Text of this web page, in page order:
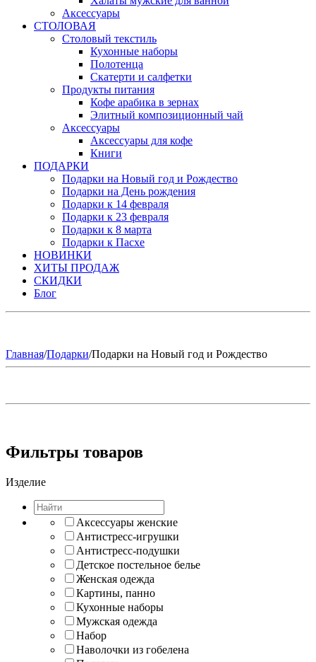
Аксессуары
СТОЛОВАЯ
Столовый текстиль
Кухонные наборы
Полотенца
Скатерти и салфетки
Продукты питания
Кофе арабика в зернах
Элитный композиционный чай
Аксессуары
Аксессуары для кофе
Книги
ПОДАРКИ
Подарки на Новый год и Рождество
Подарки на День рождения
Подарки к 14 февраля
Подарки к 23 февраля
Подарки к 8 марта
Подарки к Пасхе
НОВИНКИ
ХИТЫ ПРОДАЖ
СКИДКИ
Блог
Главная/Подарки/Подарки на Новый год и Рождество
Фильтры товаров
Изделие
Аксессуары женские
Антистресс-игрушки
Антистресс-подушки
Детское постельное белье
Женская одежда
Картины, панно
Кухонные наборы
Мужская одежда
Набор
Наволочки из гобелена